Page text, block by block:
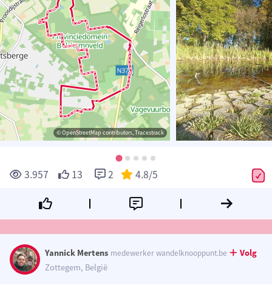
© OpenStreetMap contributors, Tracestrack
3.957 13 2 4.8/5
Yannick Mertens medewerker wandelknooppunt.be
Volg
Zottegem, België